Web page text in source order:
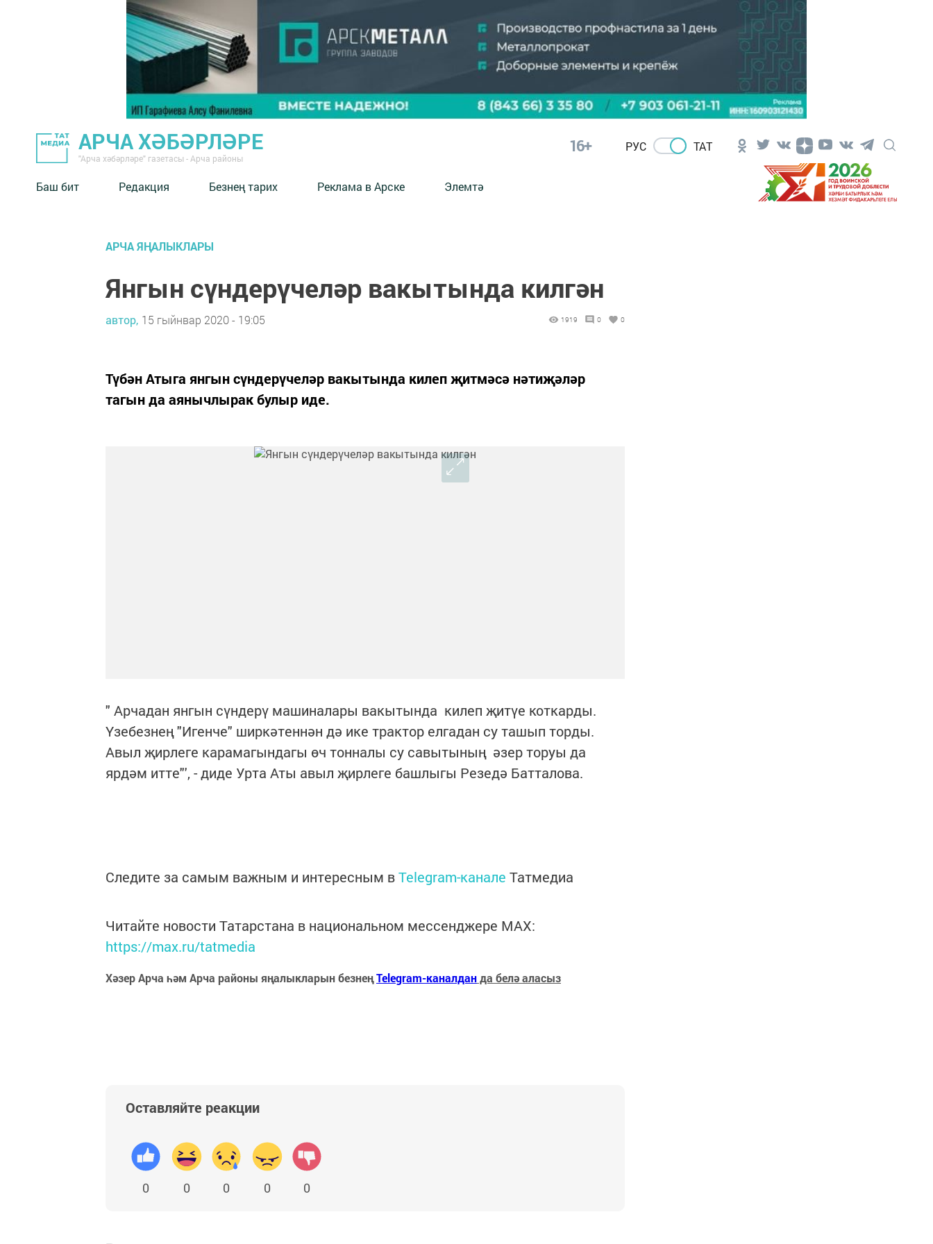
АРЧА ХӘБӘРЛӘРЕ
"Арча хәбәрләре" газетасы - Арча районы
16+ РУС ТАТ
Баш бит Редакция Безнең тарих Реклама в Арске Элемтә
АРЧА ЯҢАЛЫКЛАРЫ
Янгын сүндерүчеләр вакытында килгән
автор, 15 гыйнвар 2020 - 19:05 1919 0 0
Түбән Атыга янгын сүндерүчеләр вакытында килеп җитмәсә нәтиҗәләр
тагын да аянычлырак булыр иде.
" Арчадан янгын сүндерү машиналары вакытында килеп җитүе коткарды.
Үзебезнең "Игенче" ширкәтеннән дә ике трактор елгадан су ташып торды.
Авыл җирлеге карамагындагы өч тонналы су савытының әзер торуы да
ярдәм итте"', - диде Урта Аты авыл җирлеге башлыгы Резедә Батталова.
Следите за самым важным и интересным вTelegram-канале Татмедиа
Читайте новости Татарстана в национальном мессенджере MАХ:
https://max.ru/tatmedia
Хәзер Арча һәм Арча районы яңалыкларын безнеңTelegram-каналданда белә аласыз
Оставляйте реакции
0 0 0 0 0